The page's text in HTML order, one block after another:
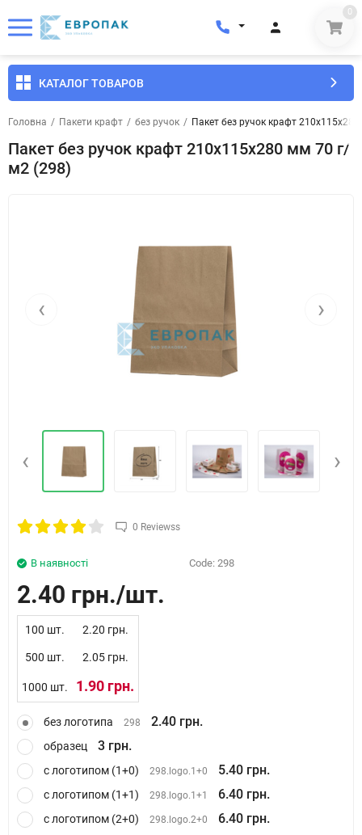
0
КАТАЛОГ ТОВАРОВ
Головна / Пакети крафт / без ручок / Пакет без ручок крафт
Пакет без ручок крафт 210x115x280 мм 70 г/
м2 (298)
‹ ›
‹ ›
0 Reviewss
В наявності Code: 298
2.40 грн.
100 шт. 2.20 грн.
500 шт. 2.05 грн.
1000 шт. 1.90 грн.
без логотипа 298 2.40 грн.
образец 3 грн.
с логотипом (1+0) 298.logo.1+0 5.40 грн.
с логотипом (1+1) 298.logo.1+1 6.40 грн.
с логотипом (2+0) 298.logo.2+0 6.40 грн.